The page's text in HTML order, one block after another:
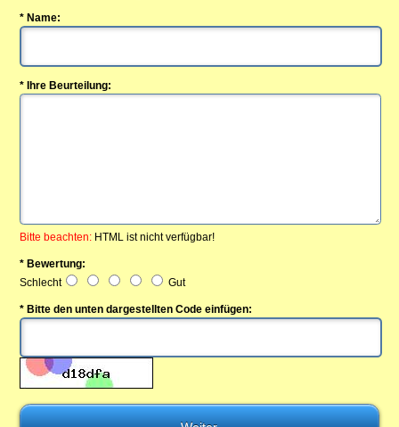
* Name:
* Ihre Beurteilung:
Bitte beachten: HTML ist nicht verfügbar!
* Bewertung:
Schlecht
Gut
* Bitte den unten dargestellten Code einfügen: